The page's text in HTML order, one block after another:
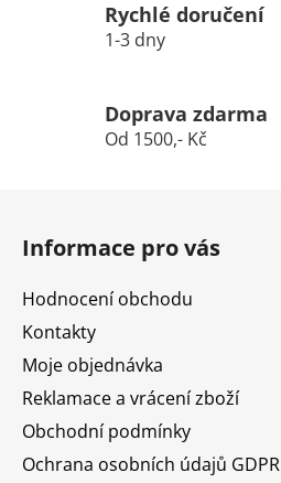
Rychlé doručení
1-3 dny
Doprava zdarma
Od 1500,- Kč
Informace pro vás
Hodnocení obchodu
Kontakty
Moje objednávka
Reklamace a vrácení zboží
Obchodní podmínky
Ochrana osobních údajů GDPR